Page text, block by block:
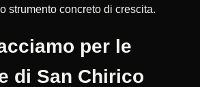
strumento concreto di crescita.
per le
di San Chirico